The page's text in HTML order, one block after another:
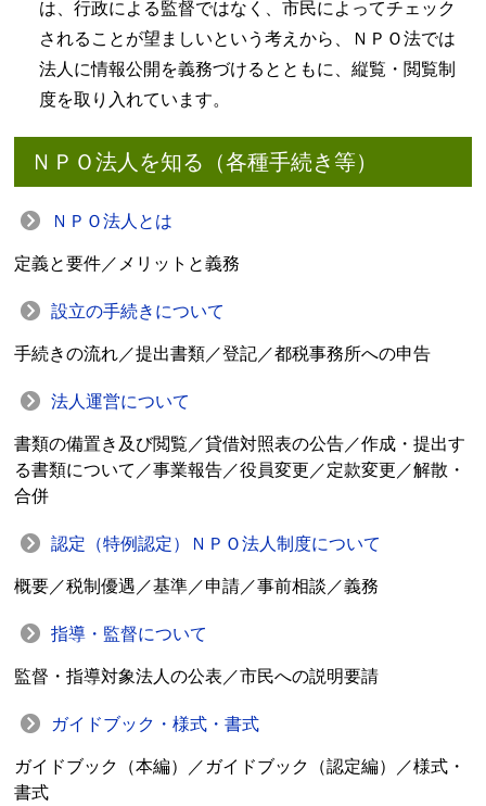
は、行政による監督ではなく、市民によってチェック
されることが望ましいという考えから、ＮＰＯ法では
法人に情報公開を義務づけるとともに、縦覧・閲覧制
度を取り入れています。
ＮＰＯ法人を知る（各種手続き等）
ＮＰＯ法人とは
定義と要件／メリットと義務
設立の手続きについて
手続きの流れ／提出書類／登記／都税事務所への申告
法人運営について
書類の備置き及び閲覧／貸借対照表の公告／作成・提出す
る書類について／事業報告／役員変更／定款変更／解散・
合併
認定（特例認定）ＮＰＯ法人制度について
概要／税制優遇／基準／申請／事前相談／義務
指導・監督について
監督・指導対象法人の公表／市民への説明要請
ガイドブック・様式・書式
ガイドブック（本編）／ガイドブック（認定編）／様式・
書式